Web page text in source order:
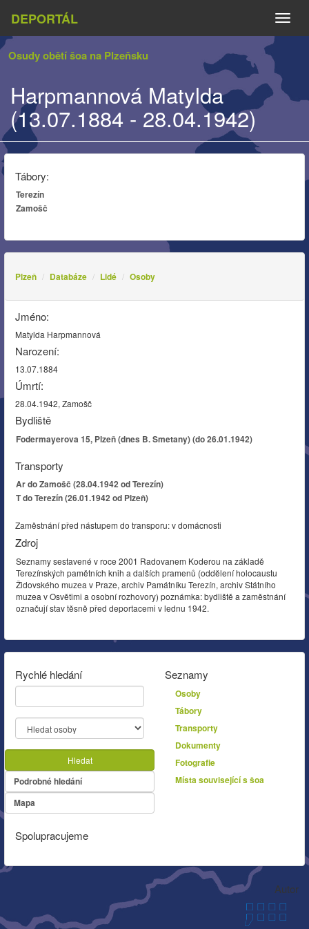
DEPORTÁL
Osudy obětí šoa na Plzeňsku
Harpmannová Matylda
(13.07.1884 - 28.04.1942)
Tábory:
Terezín
Zamošč
Plzeň Databáze Lidé Osoby
Jméno:
Matylda Harpmannová
Narození:
13.07.1884
Úmrtí:
28.04.1942, Zamošč
Bydliště
Fodermayerova 15, Plzeň (dnes B. Smetany) (do 26.01.1942)
Transporty
Ar do Zamošč (28.04.1942 od Terezín)
T do Terezín (26.01.1942 od Plzeň)
Zaměstnání před nástupem do transporu: v domácnosti
Zdroj
Seznamy sestavené v roce 2001 Radovanem Koderou na základě
Terezínských pamětních knih a dalších pramenů (oddělení holocaustu
Židovského muzea v Praze, archiv Památníku Terezín, archiv Státního
muzea v Osvětimi a osobní rozhovory) poznámka: bydliště a zaměstnání
označují stav těsně před deportacemi v lednu 1942.
Rychlé hledání
Hledat
Podrobné hledání
Mapa
Seznamy
Osoby
Tábory
Transporty
Dokumenty
Fotografie
Místa související s šoa
Spolupracujeme
Autor